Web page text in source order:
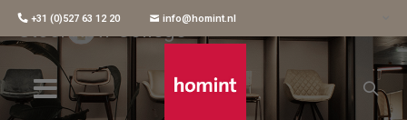
+31 (0)527 63 12 20 info@homint.nl
Stoel New College